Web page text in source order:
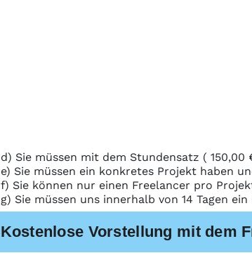
d) Sie müssen mit dem Stundensatz (
e) Sie müssen ein konkretes Projekt haben
f) Sie können nur einen Freelancer pro
g) Sie müssen uns innerhalb von 14 Tagen
Kostenlose Vorstellung mit dem